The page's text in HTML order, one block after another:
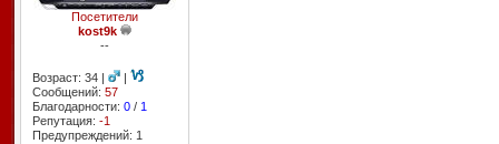
Посетители
kost9k
--
Возраст: 34 |
|
Сообщений: 57
Благодарности: 0/ 1
Репутация: -1
Предупреждений: 1